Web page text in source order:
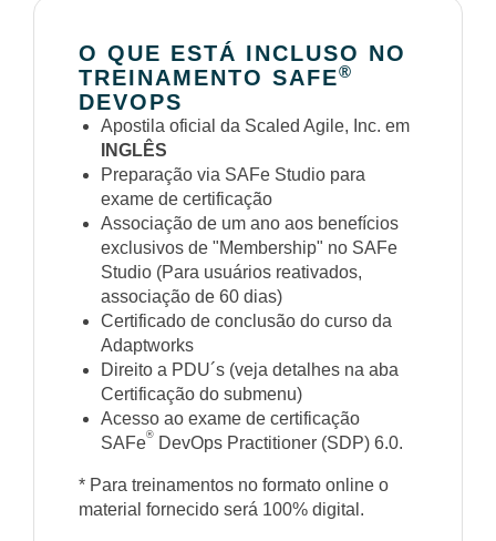
O QUE ESTÁ INCLUSO NO
TREINAMENTO SAFE®
DEVOPS
Apostila oficial da Scaled Agile, Inc. em
INGLÊS
Preparação via SAFe Studio para
exame de certificação
Associação de um ano aos benefícios
exclusivos de "Membership" no SAFe
Studio (Para usuários reativados,
associação de 60 dias)
Certificado de conclusão do curso da
Adaptworks
Direito a PDU´s (veja detalhes na aba
Certificação do submenu)
Acesso ao exame de certificação
SAFe® DevOps Practitioner (SDP) 6.0.
* Para treinamentos no formato online o
material fornecido será 100% digital.